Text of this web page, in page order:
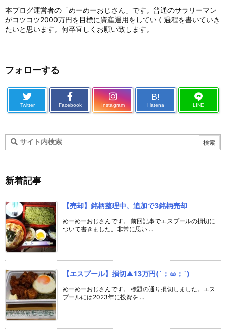
本ブログ運営者の「めーめーおじさん」です。普通のサラリーマン
がコツコツ2000万円を目標に資産運用をしていく過程を書いていき
たいと思います。何卒宜しくお願い致します。
フォローする
Twitter Facebook Instagram
B!
Hatena LINE
新着記事
【売却】銘柄整理中、追加で3銘柄売却
めーめーおじさんです。 前回記事でエスプールの損切に
ついて書きました。非常に思い ...
【エスプール】損切▲13万円(´；ω；`)
めーめーおじさんです。 標題の通り損切しました。エス
プールには2023年に投資を ...